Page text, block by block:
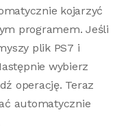
kojarzyć
programem. Jeśli
plik PS7 i
wybierz
operację. Teraz
automatycznie